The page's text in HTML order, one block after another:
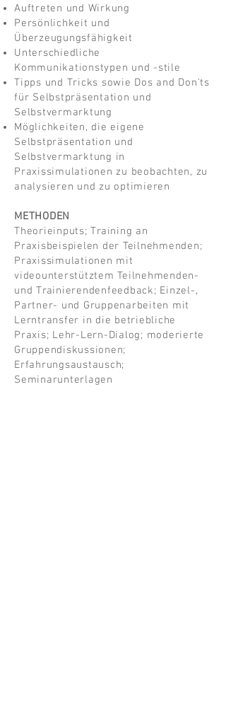
Auftreten und Wirkung
Persönlichkeit und
Überzeugungsfähigkeit
Unterschiedliche
Kommunikationstypen und -stile
Tipps und Tricks sowie Dos and Don'ts
für Selbstpräsentation und
Selbstvermarktung
Möglichkeiten, die eigene
Selbstpräsentation und
Selbstvermarktung in
Praxissimulationen zu beobachten, zu
analysieren und zu optimieren
METHODEN
Theorieinputs; Training an
Praxisbeispielen der Teilnehmenden;
Praxissimulationen mit
videounterstütztem Teilnehmenden-
und Trainierendenfeedback; Einzel-,
Partner- und Gruppenarbeiten mit
Lerntransfer in die betriebliche
Praxis; Lehr-Lern-Dialog; moderierte
Gruppendiskussionen;
Erfahrungsaustausch;
Seminarunterlagen